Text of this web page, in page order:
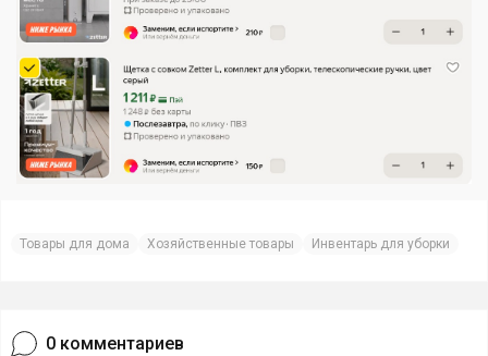
Товары для дома Хозяйственные товары Инвентарь для уборки
0 комментариев